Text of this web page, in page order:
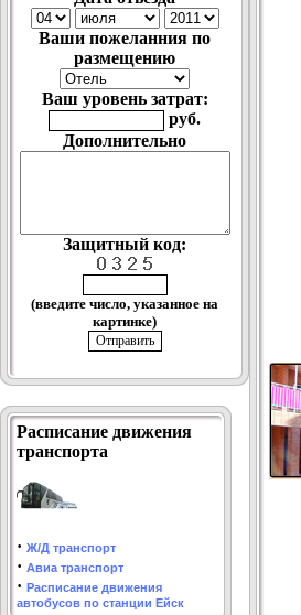
Ваши пожеланния по
размещению
Ваш уровень затрат:
руб.
Дополнительно
Защитный код:
(введите число, указанное на
картинке)
Расписание движения
транспорта
· Ж/Д транспорт
· Авиа транспорт
· Расписание движения
автобусов по станции Ейск